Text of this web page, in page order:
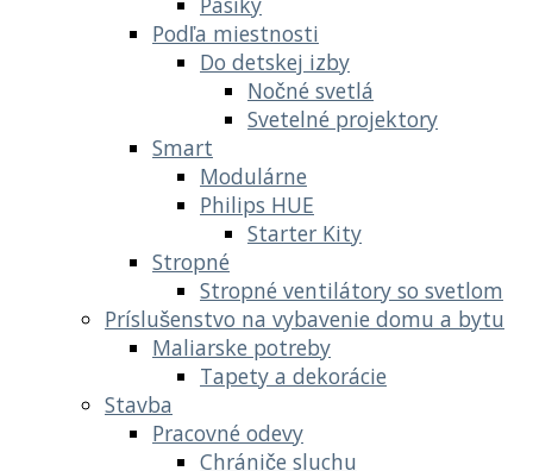
Podľa miestnosti
Do detskej izby
Nočné svetlá
Svetelné projektory
Smart
Modulárne
Philips HUE
Starter Kity
Stropné
Stropné ventilátory so svetlom
Príslušenstvo na vybavenie domu a bytu
Maliarske potreby
Tapety a dekorácie
Stavba
Pracovné odevy
Chrániče sluchu